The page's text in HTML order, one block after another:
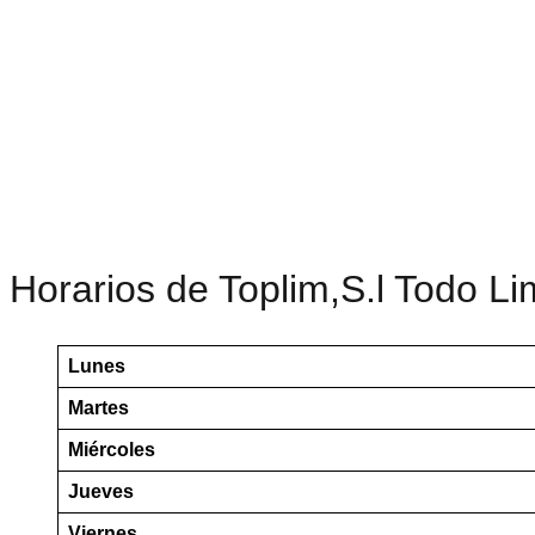
Horarios de Toplim,S.l Todo
Lunes
Martes
Miércoles
Jueves